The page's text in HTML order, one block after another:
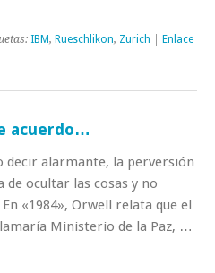
IBM, Rueschlikon, Zurich
Enlace
acuerdo…
decir alarmante, la perversión
de ocultar las cosas y no
«1984», Orwell relata que el
Ministerio de la Paz, …